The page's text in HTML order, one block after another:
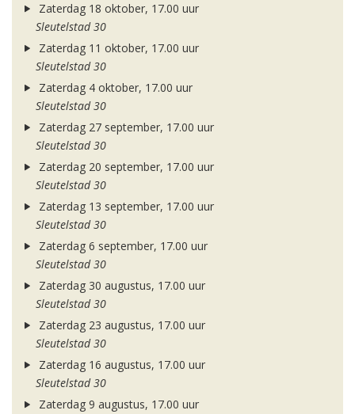
Zaterdag 18 oktober, 17.00 uur
Sleutelstad 30
Zaterdag 11 oktober, 17.00 uur
Sleutelstad 30
Zaterdag 4 oktober, 17.00 uur
Sleutelstad 30
Zaterdag 27 september, 17.00 uur
Sleutelstad 30
Zaterdag 20 september, 17.00 uur
Sleutelstad 30
Zaterdag 13 september, 17.00 uur
Sleutelstad 30
Zaterdag 6 september, 17.00 uur
Sleutelstad 30
Zaterdag 30 augustus, 17.00 uur
Sleutelstad 30
Zaterdag 23 augustus, 17.00 uur
Sleutelstad 30
Zaterdag 16 augustus, 17.00 uur
Sleutelstad 30
Zaterdag 9 augustus, 17.00 uur